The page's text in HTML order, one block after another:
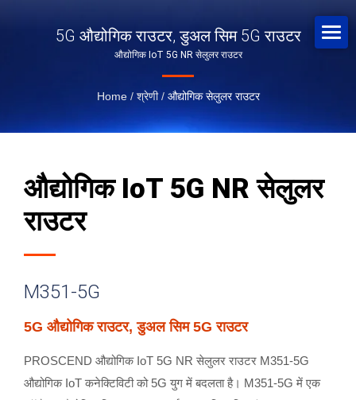
5G औद्योगिक राउटर, डुअल सिम 5G राउटर
औद्योगिक IoT 5G NR सेलुलर राउटर
Home / श्रेणी / औद्योगिक सेलुलर राउटर
औद्योगिक IoT 5G NR सेलुलर
राउटर
M351-5G
5G औद्योगिक राउटर, डुअल सिम 5G राउटर
PROSCEND औद्योगिक IoT 5G NR सेलुलर राउटर M351-5G
औद्योगिक IoT कनेक्टिविटी को 5G युग में बदलता है। M351-5G में एक